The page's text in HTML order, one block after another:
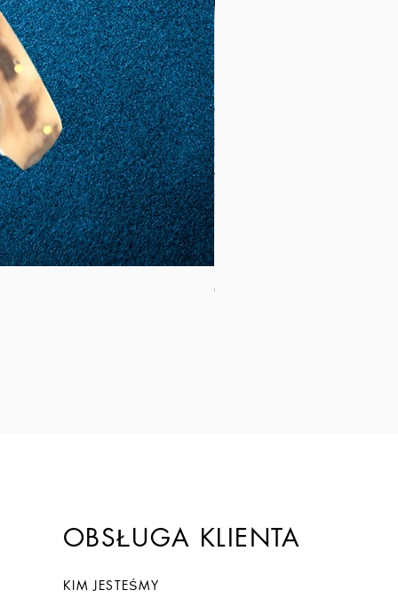
Coltello Sardo "Knife Sardinia":
OBSŁUGA KLIENTA
KIM JESTEŚMY